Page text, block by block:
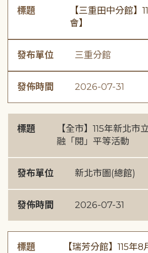
標題
【三重田中分館】
會】
發布單位 三重分館
發佈時間 2026-07-31
標題
【全市】115年新北市
融「閱」平等活動
發布單位 新北市圖(總館)
發佈時間 2026-07-31
標題
【瑞芳分館】115年